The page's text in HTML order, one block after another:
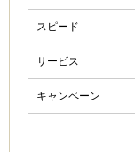
スピード
サービス
キャンペーン